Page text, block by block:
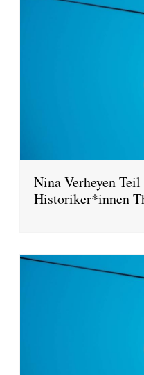
Nina Verheyen
Historiker*innen